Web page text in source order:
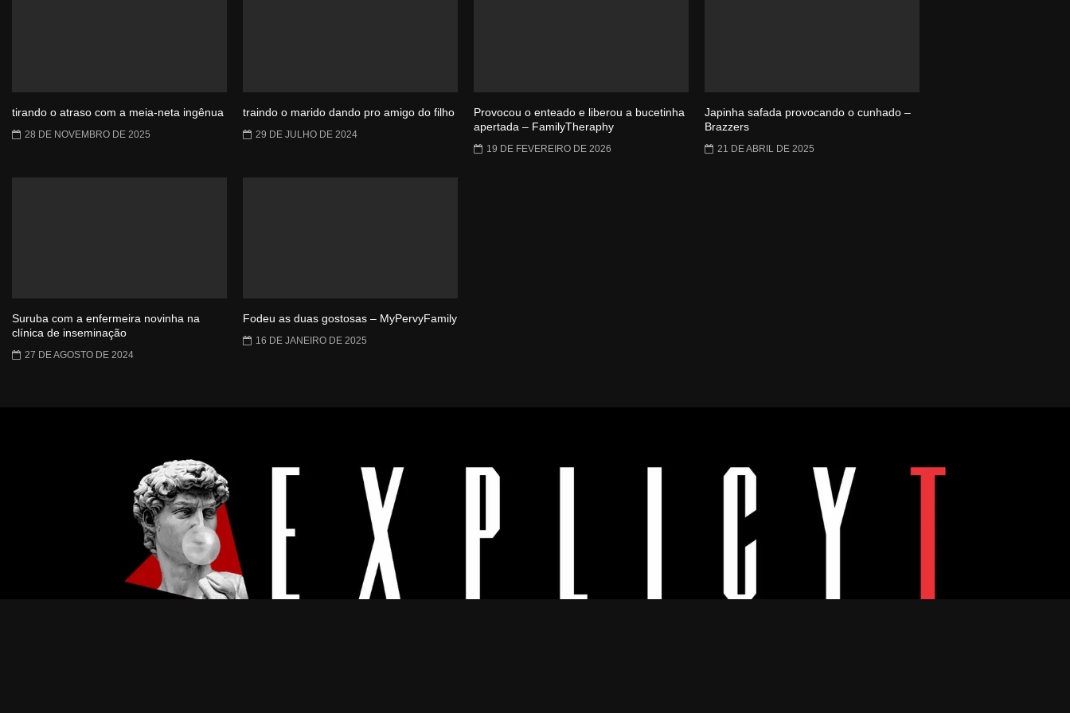
tirando o atraso com a meia-neta ingênua
28 DE NOVEMBRO DE 2025
traindo o marido dando pro amigo do filho
29 DE JULHO DE 2024
Provocou o enteado e liberou a bucetinha
apertada – FamilyTheraphy
19 DE FEVEREIRO DE 2026
Japinha safada provocando o cunhado –
Brazzers
21 DE ABRIL DE 2025
Suruba com a enfermeira novinha na
clínica de inseminação
27 DE AGOSTO DE 2024
Fodeu as duas gostosas – MyPervyFamily
16 DE JANEIRO DE 2025